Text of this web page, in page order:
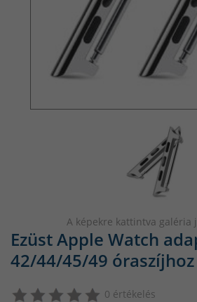
A képekre kattintva galéria
Ezüst Apple Watch
42/44/45/49 óraszíjhoz
0 értékelés